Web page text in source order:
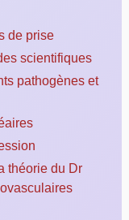
de prise
scientifiques
pathogènes et
théorie du Dr